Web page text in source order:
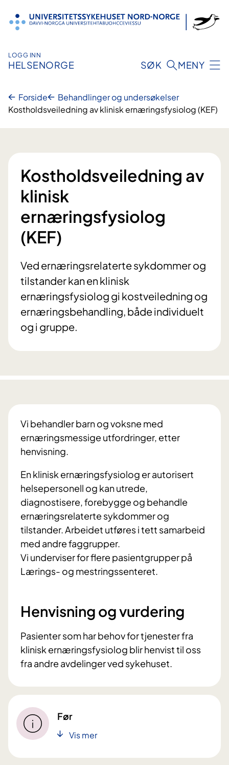
innhold
LOGG INN
HELSENORGE SØK MENY
Forside
Behandlinger og undersøkelser
Kostholdsveiledning av klinisk ernæringsfysiolog (KEF)
Kostholdsveiledning av
klinisk
ernæringsfysiolog
(KEF)
Ved ernæringsrelaterte sykdommer og
tilstander kan en klinisk
ernæringsfysiolog gi kostveiledning og
ernæringsbehandling, både individuelt
og i gruppe.
Vi behandler barn og voksne med
ernæringsmessige utfordringer, etter
henvisning.
En klinisk ernæringsfysiolog er autorisert
helsepersonell og kan utrede,
diagnostisere, forebygge og behandle
ernæringsrelaterte sykdommer og
tilstander. Arbeidet utføres i tett samarbeid
med andre faggrupper.
Vi underviser for flere pasientgrupper på
Lærings- og mestringssenteret.
Henvisning og vurdering
Pasienter som har behov for tjenester fra
klinisk ernæringsfysiolog blir henvist til oss
fra andre avdelinger ved sykehuset.
Før
Vis mer